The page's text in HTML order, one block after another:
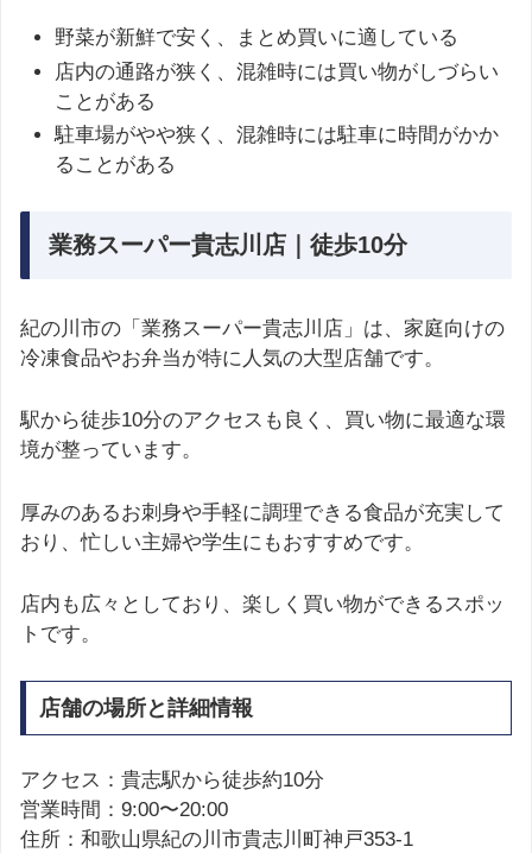
野菜が新鮮で安く、まとめ買いに適している
店内の通路が狭く、混雑時には買い物がしづらい
ことがある
駐車場がやや狭く、混雑時には駐車に時間がかか
ることがある
業務スーパー貴志川店｜徒歩10分
紀の川市の「業務スーパー貴志川店」は、家庭向けの
冷凍食品やお弁当が特に人気の大型店舗です。
駅から徒歩10分のアクセスも良く、買い物に最適な環
境が整っています。
厚みのあるお刺身や手軽に調理できる食品が充実して
おり、忙しい主婦や学生にもおすすめです。
店内も広々としており、楽しく買い物ができるスポッ
トです。
店舗の場所と詳細情報
アクセス：貴志駅から徒歩約10分
営業時間：9:00〜20:00
住所：和歌山県紀の川市貴志川町神戸353-1